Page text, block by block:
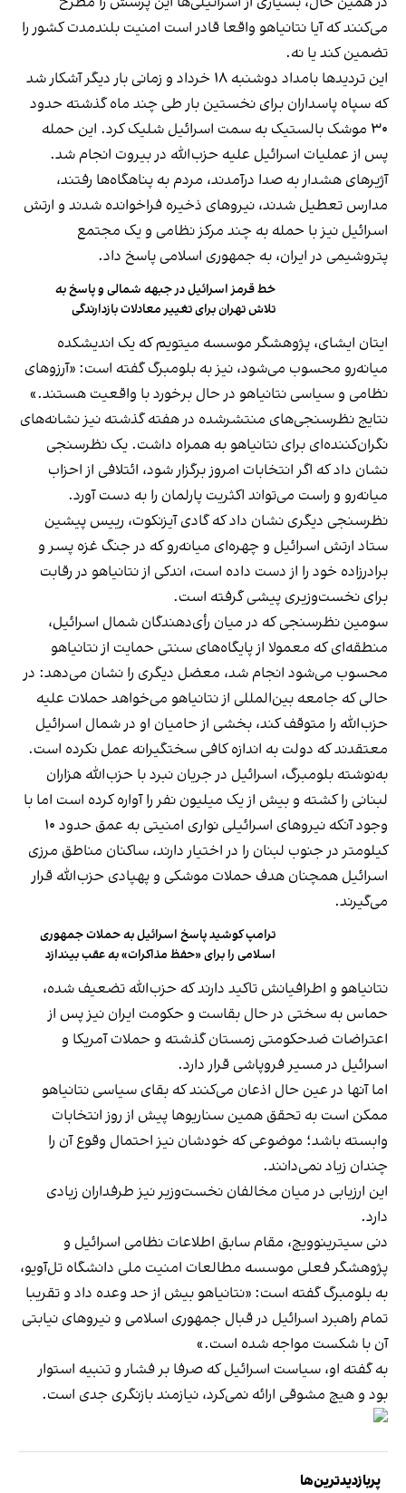
می‌کنند که آیا نتانیاهو واقعا قادر است امنیت بلندمدت کشور را
تضمین کند یا نه.
این تردیدها بامداد دوشنبه ۱۸ خرداد و زمانی بار دیگر آشکار شد
که سپاه پاسداران برای نخستین بار طی چند ماه گذشته حدود
۳۰ موشک بالستیک به سمت اسرائیل شلیک کرد. این حمله
پس از عملیات اسرائیل علیه حزب‌الله در بیروت انجام شد.
آژیرهای هشدار به صدا درآمدند، مردم به پناهگاه‌ها رفتند،
مدارس تعطیل شدند، نیروهای ذخیره فراخوانده شدند و ارتش
اسرائیل نیز با حمله به چند مرکز نظامی و یک مجتمع
پتروشیمی در ایران، به جمهوری اسلامی پاسخ داد.
خط قرمز اسرائیل در جبهه شمالی و پاسخ به
تلاش تهران برای تغییر معادلات بازدارندگی
ایتان ایشای، پژوهشگر موسسه میتویم که یک اندیشکده
میانه‌رو محسوب می‌شود، نیز به بلومبرگ گفته است: «آرزوهای
نظامی و سیاسی نتانیاهو در حال برخورد با واقعیت هستند.»
نتایج نظرسنجی‌های منتشرشده در هفته گذشته نیز نشانه‌های
نگران‌کننده‌ای برای نتانیاهو به همراه داشت. یک نظرسنجی
نشان داد که اگر انتخابات امروز برگزار شود، ائتلافی از احزاب
میانه‌رو و راست می‌تواند اکثریت پارلمان را به دست آورد.
نظرسنجی دیگری نشان داد که گادی آیزنکوت، رییس پیشین
ستاد ارتش اسرائیل و چهره‌ای میانه‌رو که در جنگ غزه پسر و
برادرزاده خود را از دست داده است، اندکی از نتانیاهو در رقابت
برای نخست‌وزیری پیشی گرفته است.
سومین نظرسنجی که در میان رأی‌دهندگان شمال اسرائیل،
منطقه‌ای که معمولا از پایگاه‌های سنتی حمایت از نتانیاهو
محسوب می‌شود انجام شد، معضل دیگری را نشان می‌دهد: در
حالی که جامعه بین‌المللی از نتانیاهو می‌خواهد حملات علیه
حزب‌الله را متوقف کند، بخشی از حامیان او در شمال اسرائیل
معتقدند که دولت به اندازه کافی سختگیرانه عمل نکرده است.
به‌نوشته بلومبرگ، اسرائیل در جریان نبرد با حزب‌الله هزاران
لبنانی را کشته و بیش از یک میلیون نفر را آواره کرده است اما با
وجود آنکه نیروهای اسرائیلی نواری امنیتی‌ به عمق حدود ۱۰
کیلومتر در جنوب لبنان را در اختیار دارند، ساکنان مناطق مرزی
اسرائیل همچنان هدف حملات موشکی و پهپادی حزب‌الله قرار
می‌گیرند.
ترامپ کوشید پاسخ اسرائیل به حملات جمهوری
اسلامی را برای «حفظ مذاکرات» به عقب بیندازد
نتانیاهو و اطرافیانش تاکید دارند که حزب‌الله تضعیف شده،
حماس به سختی در حال بقاست و حکومت ایران نیز پس از
اعتراضات ضدحکومتی زمستان گذشته و حملات آمریکا و
اسرائیل در مسیر فروپاشی قرار دارد.
اما آنها در عین حال اذعان می‌کنند که بقای سیاسی نتانیاهو
ممکن است به تحقق همین سناریوها پیش از روز انتخابات
وابسته باشد؛ موضوعی که خودشان نیز احتمال وقوع آن را
چندان زیاد نمی‌دانند.
این ارزیابی در میان مخالفان نخست‌وزیر نیز طرفداران زیادی
دارد.
دنی سیترینوویچ، مقام سابق اطلاعات نظامی اسرائیل و
پژوهشگر فعلی موسسه مطالعات امنیت ملی دانشگاه تل‌آویو،
به بلومبرگ گفته است: «نتانیاهو بیش از حد وعده داد و تقریبا
تمام راهبرد اسرائیل در قبال جمهوری اسلامی و نیروهای نیابتی
آن با شکست مواجه شده است.»
به‌ گفته او، سیاست اسرائیل که صرفا بر فشار و تنبیه استوار
بود و هیچ مشوقی ارائه نمی‌کرد، نیازمند بازنگری جدی است.
پربازدیدترین‌ها